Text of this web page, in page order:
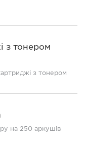
з тонером
з тонером
на 250 аркушів